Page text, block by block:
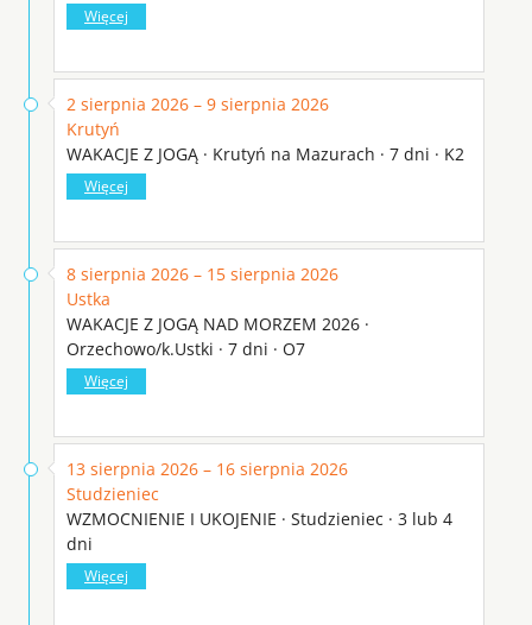
Więcej
2 sierpnia 2026 – 9 sierpnia 2026
Krutyń
WAKACJE Z JOGĄ · Krutyń na Mazurach · 7 dni · K2
Więcej
8 sierpnia 2026 – 15 sierpnia 2026
Ustka
WAKACJE Z JOGĄ NAD MORZEM 2026 ·
Orzechowo/k.Ustki · 7 dni · O7
Więcej
13 sierpnia 2026 – 16 sierpnia 2026
Studzieniec
WZMOCNIENIE I UKOJENIE · Studzieniec · 3 lub 4
dni
Więcej